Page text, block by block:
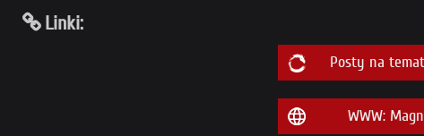
Linki:
Posty na
WWW: